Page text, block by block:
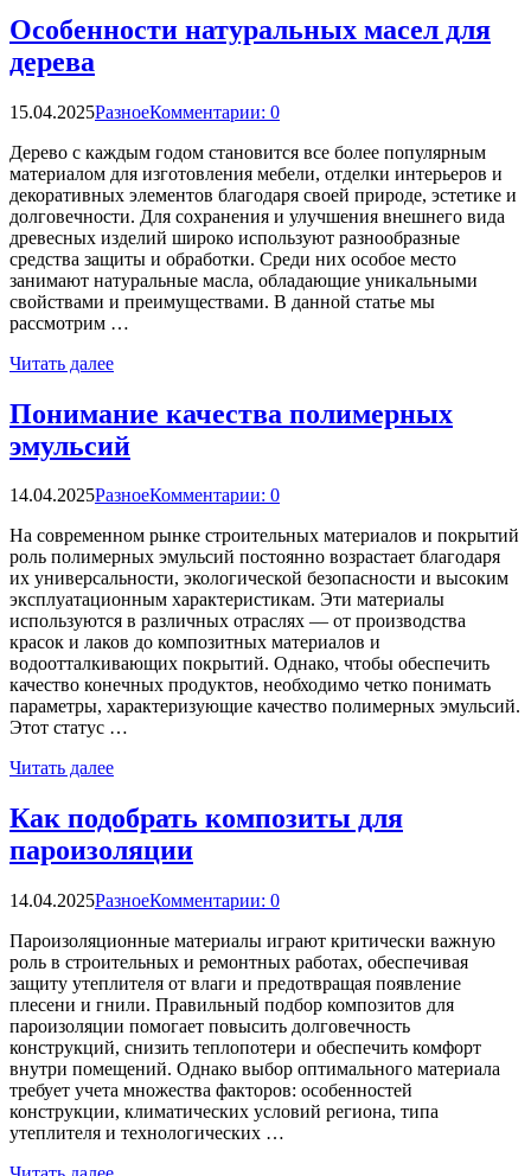
Особенности натуральных масел для
дерева
15.04.2025РазноеКомментарии: 0
Дерево с каждым годом становится все более популярным
материалом для изготовления мебели, отделки интерьеров и
декоративных элементов благодаря своей природе, эстетике и
долговечности. Для сохранения и улучшения внешнего вида
древесных изделий широко используют разнообразные
средства защиты и обработки. Среди них особое место
занимают натуральные масла, обладающие уникальными
свойствами и преимуществами. В данной статье мы
рассмотрим …
Читать далее
Понимание качества полимерных
эмульсий
14.04.2025РазноеКомментарии: 0
На современном рынке строительных материалов и покрытий
роль полимерных эмульсий постоянно возрастает благодаря
их универсальности, экологической безопасности и высоким
эксплуатационным характеристикам. Эти материалы
используются в различных отраслях — от производства
красок и лаков до композитных материалов и
водоотталкивающих покрытий. Однако, чтобы обеспечить
качество конечных продуктов, необходимо четко понимать
параметры, характеризующие качество полимерных эмульсий.
Этот статус …
Читать далее
Как подобрать композиты для
пароизоляции
14.04.2025РазноеКомментарии: 0
Пароизоляционные материалы играют критически важную
роль в строительных и ремонтных работах, обеспечивая
защиту утеплителя от влаги и предотвращая появление
плесени и гнили. Правильный подбор композитов для
пароизоляции помогает повысить долговечность
конструкций, снизить теплопотери и обеспечить комфорт
внутри помещений. Однако выбор оптимального материала
требует учета множества факторов: особенностей
конструкции, климатических условий региона, типа
утеплителя и технологических …